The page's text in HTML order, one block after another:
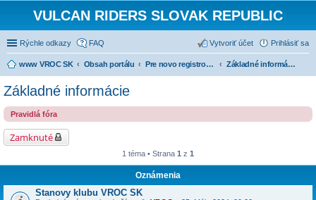
VULCAN RIDERS SLOVAK REPUBLIC
Rýchle odkazy FAQ Prihlásiť sa
Vytvoriť účet
www VROC SK Obsah portálu Pre novo registrovaných Základné informácie
Základné informácie
Pravidlá fóra
Zamknuté
1 téma • Strana 1 z 1
Oznámenia
Stanovy klubu VROC SK